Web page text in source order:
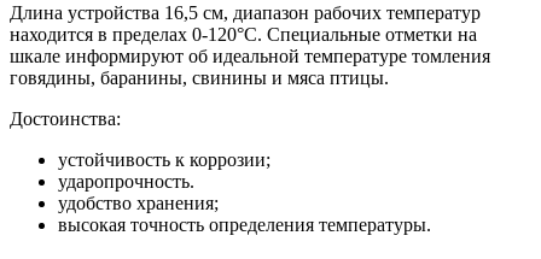
Длина устройства 16,5 см, диапазон рабочих температур
находится в пределах 0-120°С. Специальные отметки на
шкале информируют об идеальной температуре томления
говядины, баранины, свинины и мяса птицы.
Достоинства:
устойчивость к коррозии;
ударопрочность.
удобство хранения;
высокая точность определения температуры.